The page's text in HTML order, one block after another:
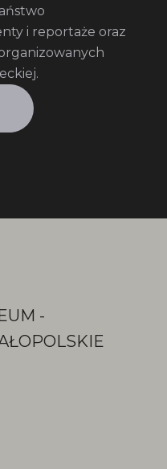
i reportaże oraz
-